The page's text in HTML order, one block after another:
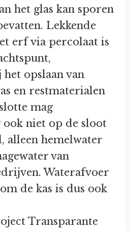
het glas kan sporen
Lekkende
erf via percolaat is
opslaan van
en restmaterialen
mag
niet op de sloot
alleen hemelwater
van
Waterafvoer
de kas is dus ook
Transparante